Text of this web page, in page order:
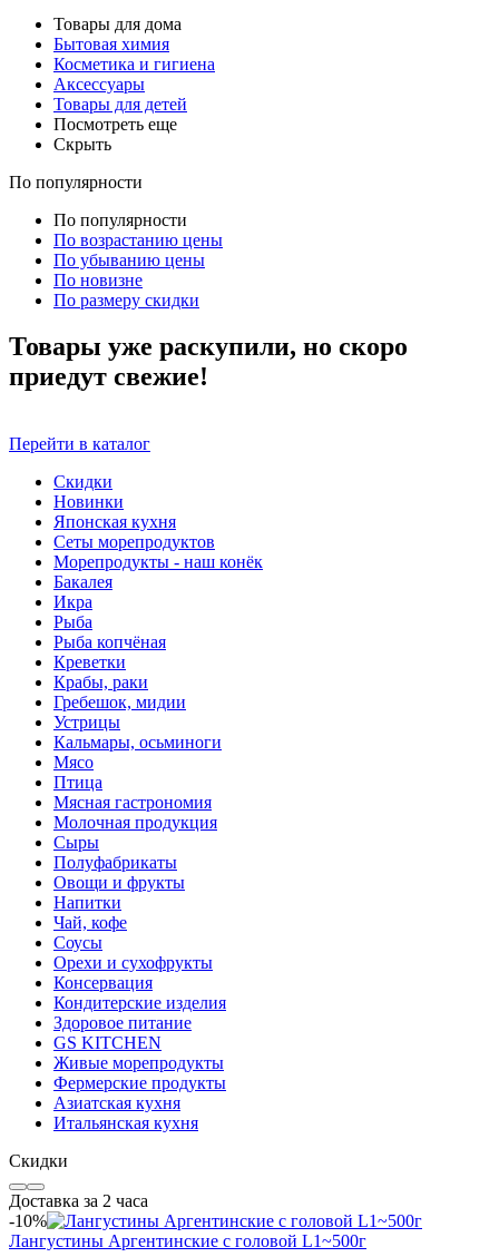
Товары для дома
Бытовая химия
Косметика и гигиена
Аксессуары
Товары для детей
Посмотреть еще
Скрыть
По популярности
По популярности
По возрастанию цены
По убыванию цены
По новизне
По размеру скидки
Товары уже раскупили, но скоро
приедут свежие!
Перейти в каталог
Скидки
Новинки
Японская кухня
Сеты морепродуктов
Морепродукты - наш конёк
Бакалея
Икра
Рыба
Рыба копчёная
Креветки
Крабы, раки
Гребешок, мидии
Устрицы
Кальмары, осьминоги
Мясо
Птица
Мясная гастрономия
Молочная продукция
Сыры
Полуфабрикаты
Овощи и фрукты
Напитки
Чай, кофе
Соусы
Орехи и сухофрукты
Консервация
Кондитерские изделия
Здоровое питание
GS KITCHEN
Живые морепродукты
Фермерские продукты
Азиатская кухня
Итальянская кухня
Скидки
Доставка за 2 часа
-10%
Лангустины Аргентинские с головой L1~500г